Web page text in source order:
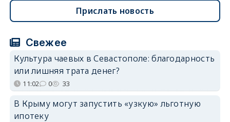
Прислать новость
Свежее
Культура чаевых в Севастополе: благодарность
или лишняя трата денег?
11:02 0 33
В Крыму могут запустить «узкую» льготную
ипотеку